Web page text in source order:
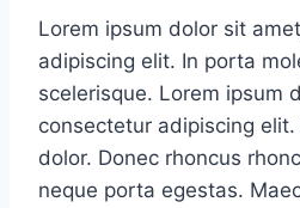
Lorem ipsum dolor sit
adipiscing elit. In porta
scelerisque. Lorem ipsum
consectetur adipiscing
dolor. Donec rhoncus
neque porta egestas.